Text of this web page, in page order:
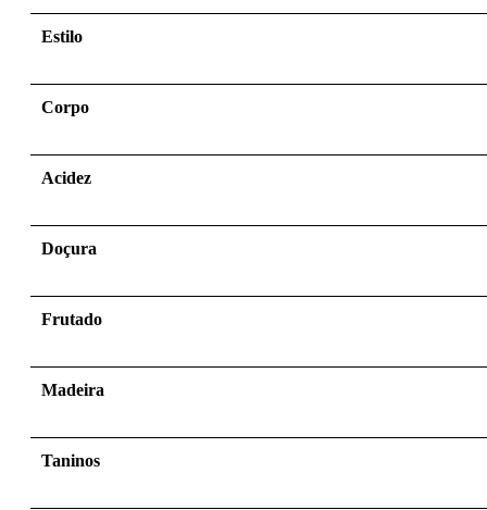
Estilo
Corpo
Acidez
Doçura
Frutado
Madeira
Taninos